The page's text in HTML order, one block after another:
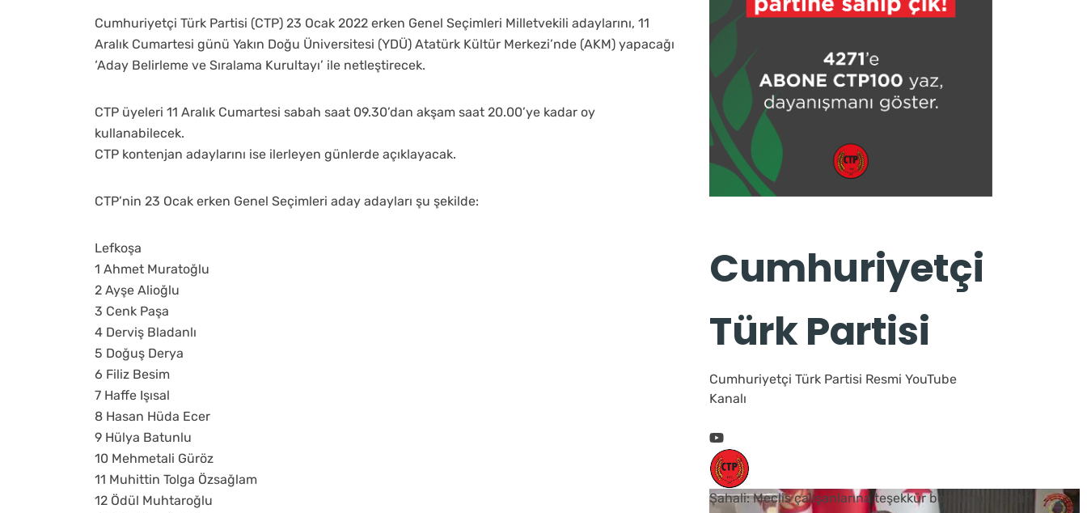
Cumhuriyetçi Türk Partisi (CTP) 23 Ocak 2022 erken Genel Seçimleri Milletvekili adaylarını, 11
Aralık Cumartesi günü Yakın Doğu Üniversitesi (YDÜ) Atatürk Kültür Merkezi’nde (AKM) yapacağı
‘Aday Belirleme ve Sıralama Kurultayı’ ile netleştirecek.
CTP üyeleri 11 Aralık Cumartesi sabah saat 09.30’dan akşam saat 20.00’ye kadar oy
kullanabilecek.
CTP kontenjan adaylarını ise ilerleyen günlerde açıklayacak.
CTP’nin 23 Ocak erken Genel Seçimleri aday adayları şu şekilde:
Lefkoşa
1 Ahmet Muratoğlu
2 Ayşe Alioğlu
3 Cenk Paşa
4 Derviş Bladanlı
5 Doğuş Derya
6 Filiz Besim
7 Haffe Işısal
8 Hasan Hüda Ecer
9 Hülya Batunlu
10 Mehmetali Güröz
11 Muhittin Tolga Özsağlam
12 Ödül Muhtaroğlu
Cumhuriyetçi
Türk Partisi
Cumhuriyetçi Türk Partisi Resmi YouTube
Kanalı
Şahali: Meclis çalışanlarına teşekkür borcumuz vardır